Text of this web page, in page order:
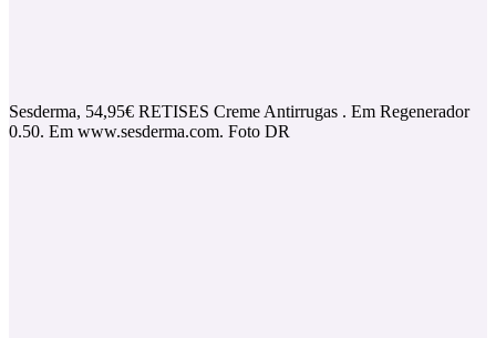
Sesderma, 54,95€ RETISES Creme Antirrugas . Em Regenerador
0.50. Em www.sesderma.com. Foto DR